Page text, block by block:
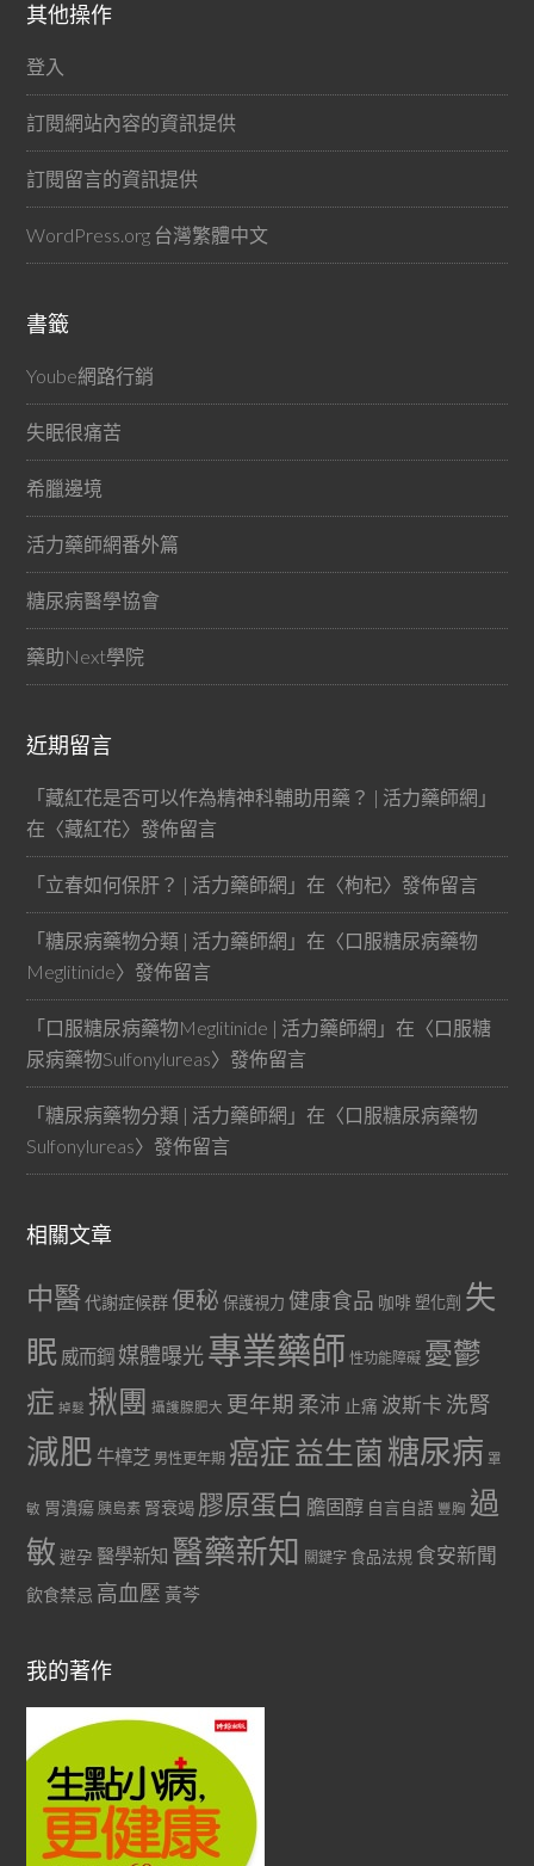
其他操作
登入
訂閱網站內容的資訊提供
訂閱留言的資訊提供
WordPress.org 台灣繁體中文
書籤
Yoube網路行銷
失眠很痛苦
希臘邊境
活力藥師網番外篇
糖尿病醫學協會
藥助Next學院
近期留言
「藏紅花是否可以作為精神科輔助用藥？ | 活力藥師網 」
在〈藏紅花〉發佈留言
「立春如何保肝？ | 活力藥師網 」在〈枸杞〉發佈留言
「糖尿病藥物分類 | 活力藥師網 」在〈口服糖尿病藥物
Meglitinide〉發佈留言
「口服糖尿病藥物Meglitinide | 活力藥師網 」在〈口服糖
尿病藥物Sulfonylureas〉發佈留言
「糖尿病藥物分類 | 活力藥師網 」在〈口服糖尿病藥物
Sulfonylureas〉發佈留言
相關文章
中醫代謝症候群 便秘 保護視力 健康食品 咖啡 塑化劑 失
眠 威而鋼 媒體曝光專業藥師 性功能障礙 憂鬱
症 掉髮 揪團 攝護腺肥大 更年期 柔沛 止痛 波斯卡 洗腎
減肥 牛樟芝 男性更年期 癌症益生菌 糖尿病 罩
敏 胃潰瘍 胰島素 腎衰竭 膠原蛋白 膽固醇 自言自語 豐胸 過
敏 避孕 醫學新知 醫藥新知 關鍵字 食品法規 食安新聞
飲食禁忌 高血壓 黃芩
我的著作